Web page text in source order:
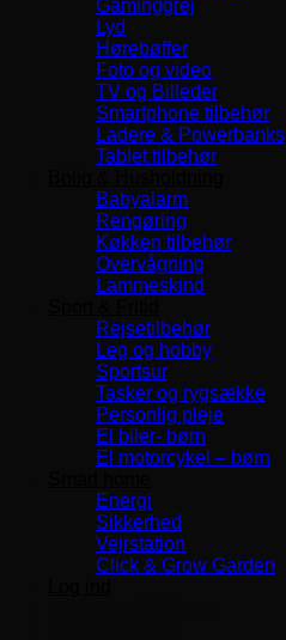
Gaminggrej
Lyd
Hørebøffer
Foto og video
TV og Billeder
Smartphone tilbehør
Ladere & Powerbanks
Tablet tilbehør
Babyalarm
Rengøring
Køkken tilbehør
Overvågning
Lammeskind
Rejsetilbehør
Leg og hobby
Sportsur
Tasker og rygsække
Personlig pleje
El biler- børn
El motorcykel – børn
Energi
Sikkerhed
Vejrstation
Click & Grow Garden